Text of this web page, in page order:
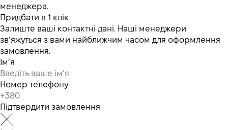
менеджера.
Придбати в 1 клік
Залиште ваші контактні дані. Наші менеджери
зв’яжуться з вами найближчим часом для оформлення
замовлення.
Ім’я
Номер телефону
Підтвердити замовлення